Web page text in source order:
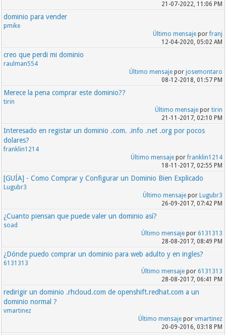
21-07-2022, 11:06 PM
dominio para vender
pmike
Último mensajeporfranj
12-04-2020, 05:02 AM
creo que perdi mi dominio
raulman554
Último mensajepor josemontaro
08-12-2018, 01:57 PM
Merece la pena comprar este dominio??
tirin
Último mensajepor tirin
21-11-2017, 02:10 PM
Interesado en registar un dominio .com. .info .net .org por pocos
dolares?
franklin1214
Último mensajeporfranklin1214
18-11-2017, 02:55 PM
[GUÍA] - Como Comprar y Configurar un Dominio Bien Explicado
Lugubr3
Último mensajepor Lugubr3
26-09-2017, 07:42 PM
¿Cuanto piensan que puede valer un dominio así?
soad
Último mensajepor 6131313
28-08-2017, 08:49 PM
¿Dónde puedo comprar un dominio para web adulto y en ingles?
6131313
Último mensajepor 6131313
28-08-2017, 06:41 PM
redirigir un dominio .rhcloud.com de openshift.redhat.com a un
dominio normal ?
vmartinez
Último mensajepor vmartinez
20-09-2016, 03:18 PM